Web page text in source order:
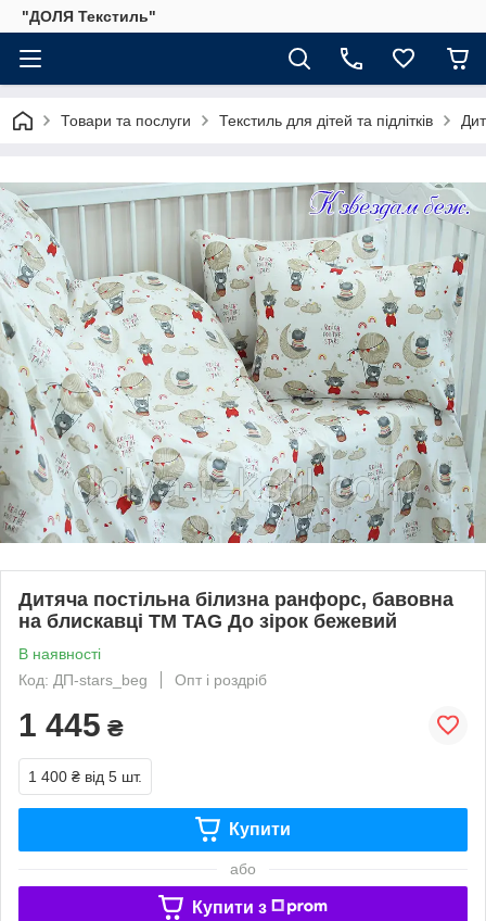
"ДОЛЯ Текстиль"
Товари та послуги Текстиль для дітей та підлітків
Дитяча постільна білизна ранфорс, бавовна
на блискавці ТМ TAG До зірок бежевий
В наявності
Код: ДП-stars_beg
Опт і роздріб
1 445 ₴
1 400 ₴ від 5 шт.
Купити
або
Купити з